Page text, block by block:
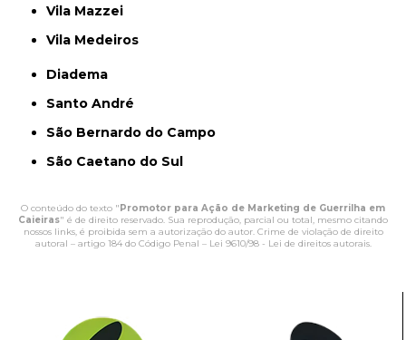
Vila Mazzei
Vila Medeiros
Diadema
Santo André
São Bernardo do Campo
São Caetano do Sul
O conteúdo do texto " Promotor para Ação de Marketing de Guerrilha em
Caieiras" é de direito reservado. Sua reprodução, parcial ou total, mesmo citando
nossos links, é proibida sem a autorização do autor. Crime de violação de direito
autoral – artigo 184 do Código Penal – Lei 9610/98 - Lei de direitos autorais.